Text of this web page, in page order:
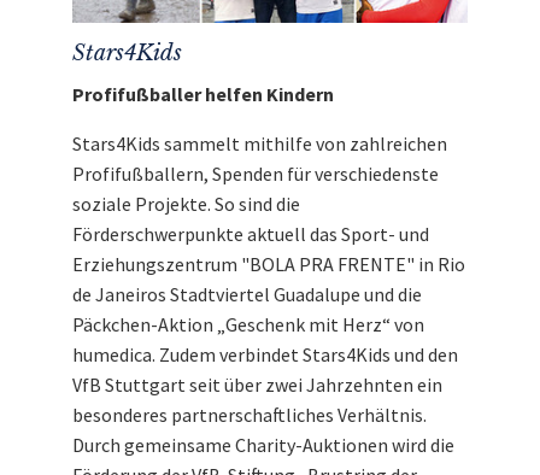
Stars4Kids
Profifußballer helfen Kindern
Stars4Kids sammelt mithilfe von zahlreichen
Profifußballern, Spenden für verschiedenste
soziale Projekte. So sind die
Förderschwerpunkte aktuell das Sport- und
Erziehungszentrum "BOLA PRA FRENTE" in Rio
de Janeiros Stadtviertel Guadalupe und die
Päckchen-Aktion „Geschenk mit Herz“ von
humedica. Zudem verbindet Stars4Kids und den
VfB Stuttgart seit über zwei Jahrzehnten ein
besonderes partnerschaftliches Verhältnis.
Durch gemeinsame Charity-Auktionen wird die